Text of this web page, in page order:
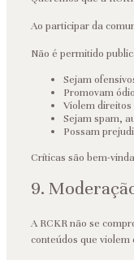
Ao participar da
Não é permitido
Sejam
Promovam
Violem
Sejam spam,
Possam
Críticas são bem-
9.
A RCKR não se
conteúdos que violem